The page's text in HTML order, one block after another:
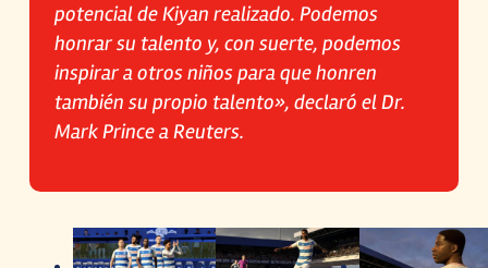
potencial de Kiyan realizado. Podemos
honrar su talento y, con suerte, podemos
inspirar a otros niños para que honren
también su propio talento», declaró el Dr.
Mark Prince a Reuters.